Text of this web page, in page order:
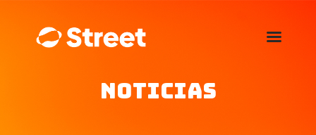
Noticias
La Street FM 101.5